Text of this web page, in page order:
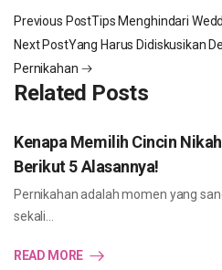
Previous PostTips Menghindari
Next PostYang Harus Didiskusikan
Pernikahan
Related Posts
Kenapa Memilih Cincin
Berikut 5 Alasannya!
Pernikahan adalah momen yang
sekali…
READ MORE